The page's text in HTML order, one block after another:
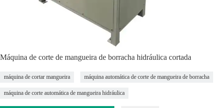
Máquina de corte de mangueira de borracha hidráulica cortada
máquina de cortar mangueira máquina automática de corte de mangueira de borracha
máquina de corte automática de mangueira hidráulica